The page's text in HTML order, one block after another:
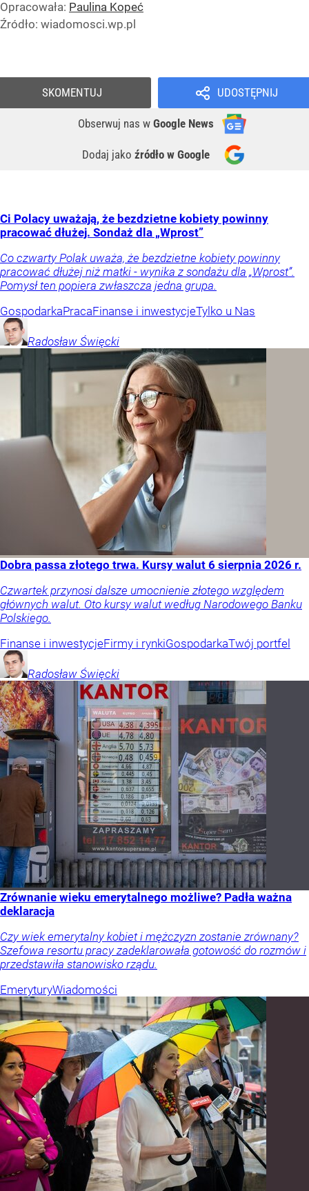
Opracowała: Paulina Kopeć
Źródło: wiadomosci.wp.pl
UDOSTĘPNIJ
SKOMENTUJ
Obserwuj nas w Google News
Dodaj jako źródło w Google
Ci Polacy uważają, że bezdzietne kobiety powinny
pracować dłużej. Sondaż dla „Wprost”
Co czwarty Polak uważa, że bezdzietne kobiety powinny
pracować dłużej niż matki - wynika z sondażu dla „Wprost”.
Pomysł ten popiera zwłaszcza jedna grupa.
GospodarkaPracaFinanse i inwestycjeTylko u Nas
Radosław Święcki
Dobra passa złotego trwa. Kursy walut 6 sierpnia 2026 r.
Czwartek przynosi dalsze umocnienie złotego względem
głównych walut. Oto kursy walut według Narodowego Banku
Polskiego.
Finanse i inwestycjeFirmy i rynkiGospodarkaTwój portfel
Radosław Święcki
Zrównanie wieku emerytalnego możliwe? Padła ważna
deklaracja
Czy wiek emerytalny kobiet i mężczyzn zostanie zrównany?
Szefowa resortu pracy zadeklarowała gotowość do rozmów i
przedstawiła stanowisko rządu.
EmeryturyWiadomości